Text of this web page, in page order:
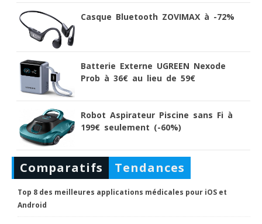
Casque Bluetooth ZOVIMAX à -72%
Batterie Externe UGREEN Nexode
Prob à 36€ au lieu de 59€
Robot Aspirateur Piscine sans Fi à
199€ seulement (-60%)
Comparatifs Tendances
Top 8 des meilleures applications médicales pour iOS et
Android